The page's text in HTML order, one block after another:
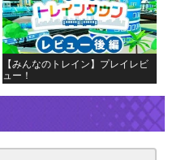
【みんなのトレイン】プレイレビ
ュー！